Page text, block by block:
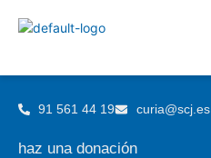
91 561 44 19 curia@scj.es
haz una donación